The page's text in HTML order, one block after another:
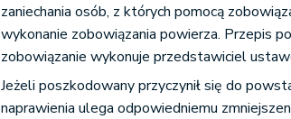
zaniechania osób, z których pomocą
wykonanie zobowiązania powierza. Przepis
zobowiązanie wykonuje przedstawiciel
Jeżeli poszkodowany przyczynił się do
naprawienia ulega odpowiedniemu